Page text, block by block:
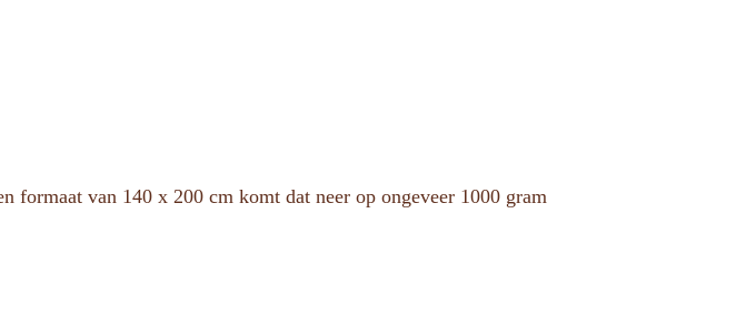
van 140 x 200 cm komt dat neer op ongeveer 1000 gram